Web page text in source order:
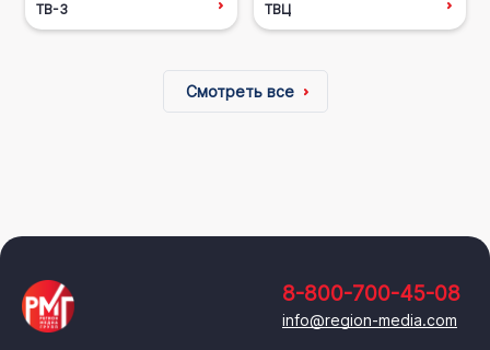
ТВ-3 ТВЦ
Смотреть все
8-800-700-45-08
info@region-media.com